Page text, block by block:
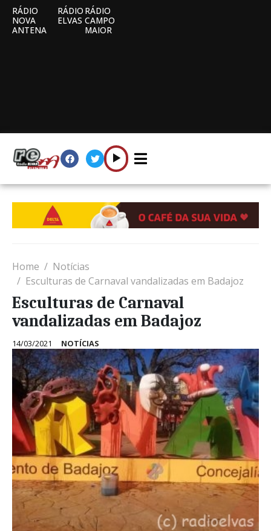
RÁDIO
NOVA
ANTENA
RÁDIO
ELVAS
RÁDIO
CAMPO
MAIOR
Home
Notícias
Esculturas de Carnaval vandalizadas em Badajoz
Esculturas de Carnaval
vandalizadas em Badajoz
14/03/2021 NOTÍCIAS